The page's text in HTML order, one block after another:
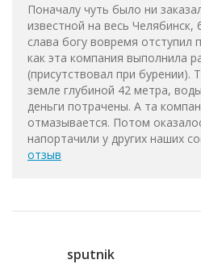
Поначалу чуть было ни
известной на весь
слава богу вовремя отступил
как эта компания выполнила
(присутствовал при бурении).
земле глубиной 42 метра,
деньги потрачены. А та
отмазывается. Потом
напортачили у других наших
отзыв
sputnik